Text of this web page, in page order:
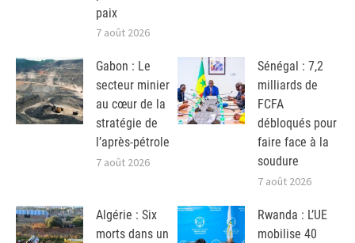
paix
7 août 2026
Gabon : Le
secteur minier
au cœur de la
stratégie de
l’après-pétrole
7 août 2026
Sénégal : 7,2
milliards de
FCFA
débloqués pour
faire face à la
soudure
7 août 2026
Algérie : Six
morts dans un
Rwanda : L’UE
mobilise 40